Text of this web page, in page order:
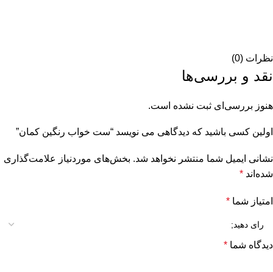
نظرات (0)
نقد و بررسی‌ها
هنوز بررسی‌ای ثبت نشده است.
اولین کسی باشید که دیدگاهی می نویسد “ست خواب رنگین کمان”
نشانی ایمیل شما منتشر نخواهد شد. بخش‌های موردنیاز علامت‌گذاری
شده‌اند *
امتیاز شما *
دیدگاه شما *